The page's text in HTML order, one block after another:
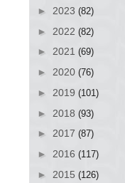
► 2023 (82)
► 2022 (82)
► 2021 (69)
► 2020 (76)
► 2019 (101)
► 2018 (93)
► 2017 (87)
► 2016 (117)
► 2015 (126)